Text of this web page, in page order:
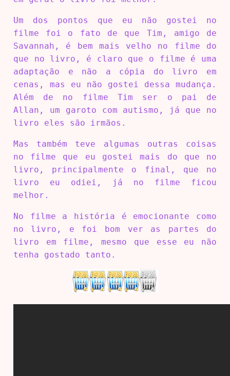
Um dos pontos que eu não gostei no
filme foi o fato de que Tim, amigo de
Savannah, é bem mais velho no filme do
que no livro, é claro que o filme é uma
adaptação e não a cópia do livro em
cenas, mas eu não gostei dessa mudança.
Além de no filme Tim ser o pai de
Allan, um garoto com autismo, já que no
livro eles são irmãos.
Mas também teve algumas outras coisas
no filme que eu gostei mais do que no
livro, principalmente o final, que no
livro eu odiei, já no filme ficou
melhor.
No filme a história é emocionante como
no livro, e foi bom ver as partes do
livro em filme, mesmo que esse eu não
tenha gostado tanto.